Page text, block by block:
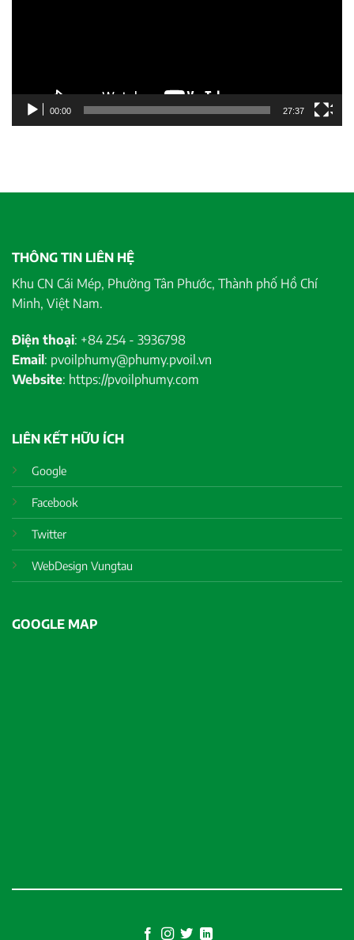
00:00 27:37
THÔNG TIN LIÊN HỆ
Khu CN Cái Mép, Phường Tân Phước, Thành phố Hồ Chí
Minh, Việt Nam.
Điện thoại: +84 254 - 3936798
Email: pvoilphumy@phumy.pvoil.vn
Website: https://pvoilphumy.com
LIÊN KẾT HỮU ÍCH
Google
Facebook
Twitter
WebDesign Vungtau
GOOGLE MAP